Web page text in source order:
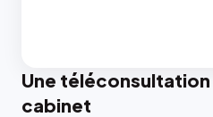
Une
cabinet